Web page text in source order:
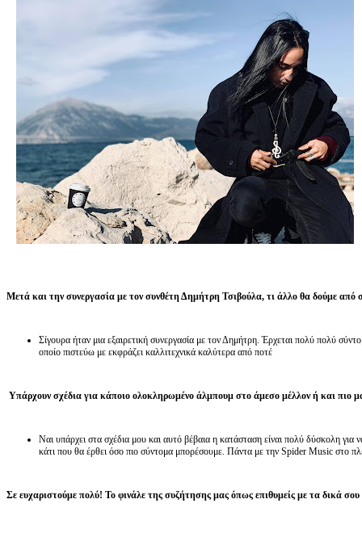
Μετά και την συνεργασία με τον συνθέτη Δημήτρη Τσιβούλα, τι άλλο θα δούμε από
Σίγουρα ήταν μια εξαιρετική συνεργασία με τον Δημήτρη. Έρχεται πολύ πολύ
οποίο πιστεύω με εκφράζει καλλιτεχνικά καλύτερα από ποτέ
Υπάρχουν σχέδια για κάποιο ολοκληρωμένο άλμπουμ στο άμεσο μέλλον ή και πιο
Ναι υπάρχει στα σχέδια μου και αυτό βέβαια η κατάσταση είναι πολύ δύσκολη
κάτι που θα έρθει όσο πιο σύντομα μπορέσουμε. Πάντα με την Spider Music στο
Σε ευχαριστούμε πολύ! Το φινάλε της συζήτησης μας όπως επιθυμείς με τα δικά